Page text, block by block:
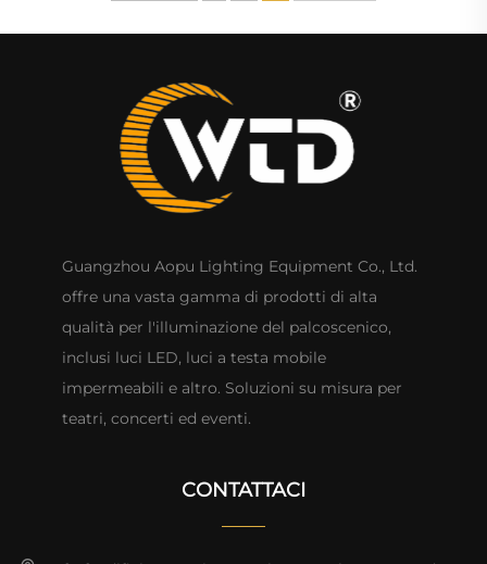
Guangzhou Aopu Lighting Equipment Co., Ltd.
offre una vasta gamma di prodotti di alta
qualità per l'illuminazione del palcoscenico,
inclusi luci LED, luci a testa mobile
impermeabili e altro. Soluzioni su misura per
teatri, concerti ed eventi.
CONTATTACI